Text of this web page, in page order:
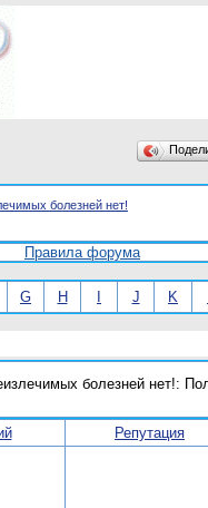
болезней нет!
Правила форума
G H J K
болезней нет!:
Репутация